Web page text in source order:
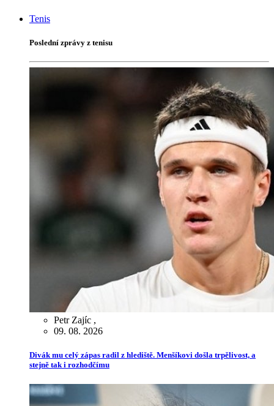
Tenis
Poslední zprávy z tenisu
Petr Zajíc ,
09. 08. 2026
Divák mu celý zápas radil z hlediště. Menšíkovi došla trpělivost, a
stejně tak i rozhodčímu